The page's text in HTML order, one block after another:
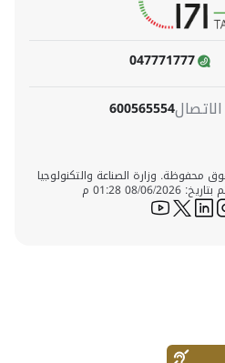
047771777
600565554
جميع الحقوق محفوظة. وزارة الصناعة والتكنولوجيا
2026 01:28 م
icon-
icon-instagram
icon-linkedin
icon-twitter
icon-youtube